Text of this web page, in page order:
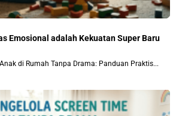
Emosional adalah Kekuatan Super Baru
di Rumah Tanpa Drama: Panduan Praktis...